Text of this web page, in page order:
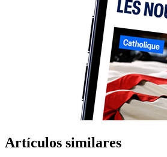
Artículos similares